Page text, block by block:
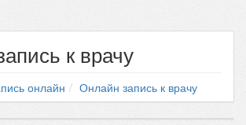
к врачу
онлайн Онлайн запись к врачу